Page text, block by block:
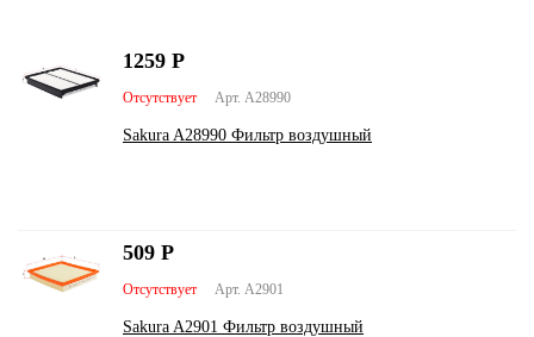
Арт. A28990
Отсутствует
Sakura A28990 Фильтр воздушный
1259 Р
Арт. A2901
Отсутствует
Sakura A2901 Фильтр воздушный
509 Р